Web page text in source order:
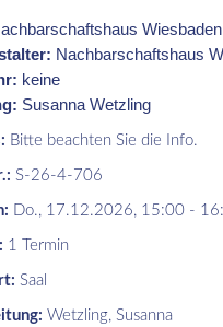
Nachbarschaftshaus
keine
Susanna Wetzling
Bitte beachten Sie die Info.
S-26-4-706
Do. , 17.12.2026, 15:00 -
1 Termin
Saal
Wetzling, Susanna